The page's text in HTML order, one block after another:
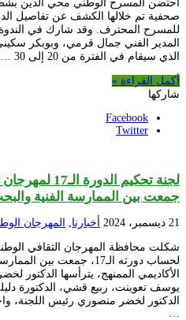
صحفية تم خلالها الكشف عن تفاصيل
للمسرح المحترف. وقد شارك في
المدير الفني جمال قرمي، وبوبكر
الذي سيقام في الفترة من 20 إلى 30 …
أكمل القراءة »
شاركها
Facebook
Twitter
لجنة تحكيم
جمعت بين الممارسة الفنية
21 ديسمبر، 2024 أخبارنا, المهرجان
شكلت محافظة المهرجان الثقافي
لحساب دورته الـ17، جمعت
الأكاديمي الممنهج، يترأسها
يوسف تعوينت، ربيع قشي، الدكتورة
الدكتور لخضر منصوري رئيس اللجنة،
…